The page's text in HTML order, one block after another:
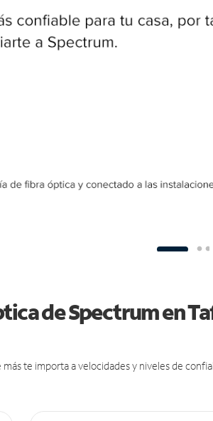
de Spectrum en
te importa a velocidades y niveles de